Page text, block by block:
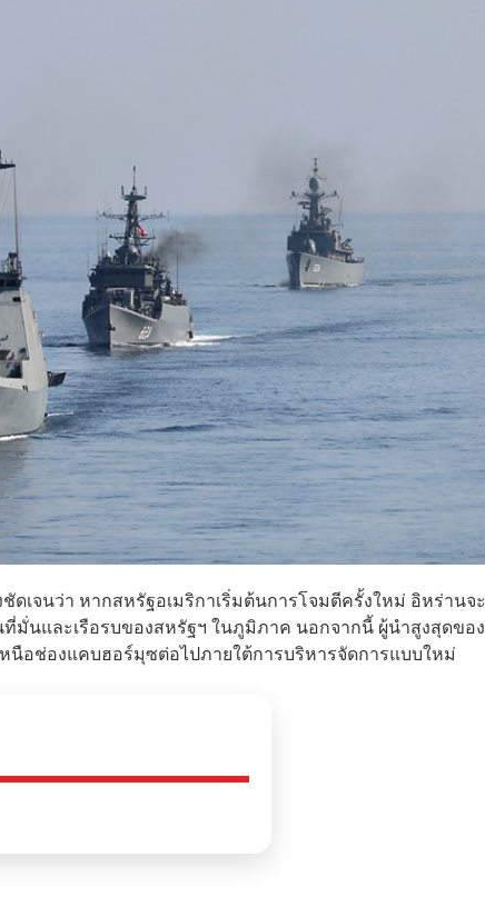
ดเจนว่า หากสหรัฐอเมริกาเริ่มต้นการโจมตีครั้งใหม่ อิหร่านจะ
ที่มั่นและเรือรบของสหรัฐฯ ในภูมิภาค นอกจากนี้ ผู้นำสูงสุดของ
นือช่องแคบฮอร์มุซต่อไปภายใต้การบริหารจัดการแบบใหม่